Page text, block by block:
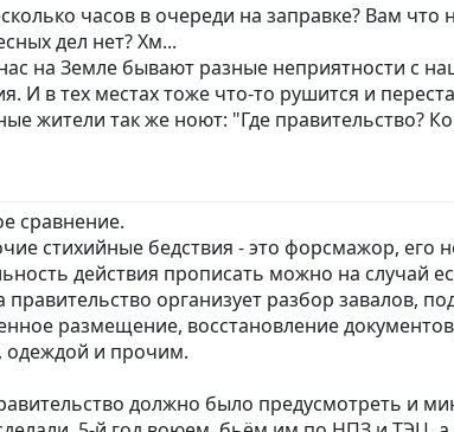
часов в очереди на заправке? Вам
дел нет? Хм...
на Земле бывают разные неприятности с
И в тех местах тоже что-то рушится и
жители так же ноют: "Где правительство?
сравнение.
стихийные бедствия - это форсмажор, его
действия прописать можно на случай
правительство организует разбор завалов,
размещение, восстановление
одеждой и прочим.
должно было предусмотреть и